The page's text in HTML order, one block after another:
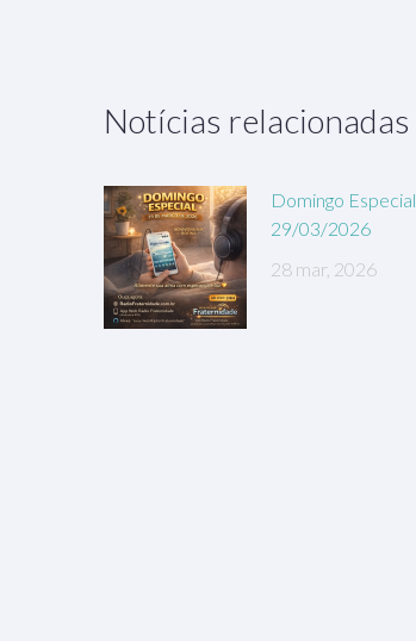
Notícias relacionadas
Domingo Especial
29/03/2026
28 mar, 2026